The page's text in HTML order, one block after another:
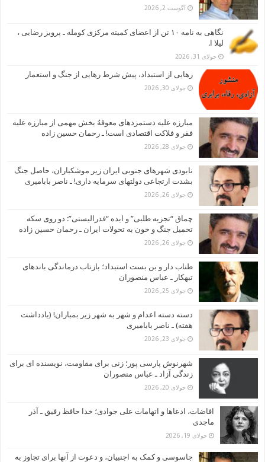
آگوست 2, 2026
نگاهی به نامه ۱۰ تن از اعضای کمیته مرکزی کومله ـ پرویز رضایی ،
لیلا ا.
جولای 31, 2026
رهایی از استبداد، پیش شرط رهایی از جنگ و استعمار
جولای 30, 2026
مبارزه علیه دستمزدهای معوقهُ بخش مهمی از مبارزه علیه
فقر و فلاکت اقتصادی است! ـ رحمان حسین زاده
جولای 28, 2026
نابودی شهرهای جنوبی ایران زیر موشکباران، حاصل جنگ
بشدت ارتجاعی دولتهای سرمایه داری! ـ ناصر بابامیری
جولای 26, 2026
چماق “تجزیه طلبی” و ایده “فدرالیستی”: دو روی سکه
تحمیل جنگ و خون به تحولات ایران ـ رحمان حسین زاده
جولای 26, 2026
طناب دار و بن بست استبداد؛ بازتاب درماندگی باندهای
تبهکار ـ عباس منصوران
جولای 25, 2026
دسته دسته اعدام و شهر به شهر زیر بمباران! (یادداشت
هفته) ـ ناصر بابامیری
جولای 23, 2026
شهرنوش پارسی پور؛ زنی برای مقاومت، نویسنده ای برای
زندگی آزاد ـ عباس منصوران
جولای 20, 2026
افاضات، ادعاها و اتهامات علی جوادی؛ خدا حافظ رفیق ـ آذر
ماجدی
جولای 19, 2026
جاسوسی و کمک به اجنبیان، و دعوت از آنها برای تجاوز به